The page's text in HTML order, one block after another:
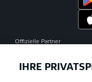
Offizielle Partner
IHRE